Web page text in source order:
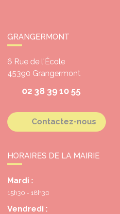
GRANGERMONT
6 Rue de l'École
45390 Grangermont
02 38 39 10 55
Contactez-nous
HORAIRES DE LA MAIRIE
Mardi :
15h30 - 18h30
Vendredi :